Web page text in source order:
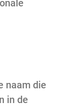
naam die
in de